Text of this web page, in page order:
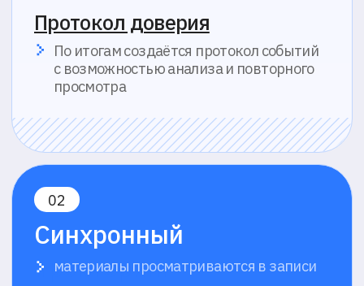
Проверка проктором
Надёжная фиксация
После экзамена ИИ анализирует
подозрительное поведение и аномалии
материалы, чтобы подтвердить
достоверность результатов
разбора спорных случаев и
юридической защиты результатов